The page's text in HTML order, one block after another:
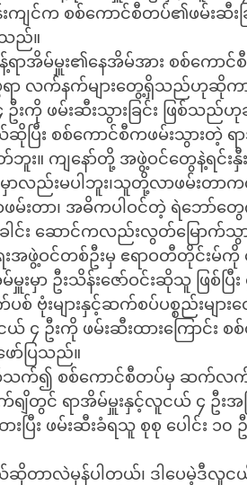
ကျင်က စစ်ကောင်စီတပ်၏ဖမ်းဆီးခ
ည်။
ာအိမ်မှူး၏နေအိမ်အား စစ်ကောင်
ေရာ လက်နက်များတွေ့ရှိသည်ဟုဆို
ဦးကို ဖမ်းဆီးသွားခြင်း ဖြစ်သ
ြီး စစ်ကောင်စီကဖမ်းသွားတဲ့
း။ ကျနော်တို့ အဖွဲ့ဝင်တွေနဲ့ရင်း
ာလည်းမပါဘူး၊သူတို့လာဖမ်းတာ
ဖမ်းတာ၊ အဓိကပါဝင်တဲ့ ရဲဘော်တွ
ါင်း ဆောင်ကလည်းလွတ်မြောက်သွာ
ဖွဲ့ဝင်တစ်ဦးမှ ဧရာဝတီတိုင်းမ်ကို
းမှာ ဦးသိန်း​ဇော်ဝင်းဆိုသူ ဖြစ်ပြီ
းများနှင့်ဆက်စပ်ပစ္စည်းများ
၄ ဦးကို ဖမ်းဆီးထားကြောင်း
ော်ပြသည်။
သက်၍ စစ်ကောင်စီတပ်မှ ဆက်လက်ဖ
ျိတွင် ရာအိမ်မှူးနှင့်လူငယ် ၄ ဦးအပ
ပြီး ဖမ်းဆီးခံရသူ စုစု ပေါင်း ၁၀
တာလဲမှန်ပါတယ်၊ ဒါပေမဲ့ဒီလူ